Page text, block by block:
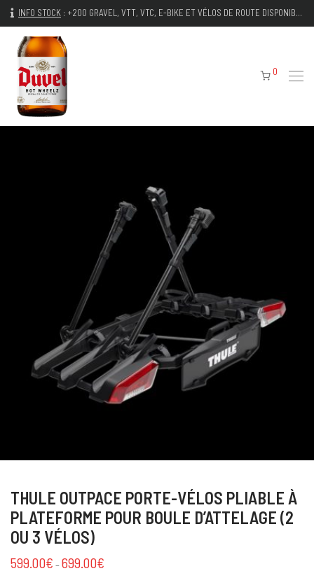
INFO STOCK : +200 GRAVEL, VTT, VTC, E-BIKE ET VÉLOS DE ROUTE DISPONIBLES IMMÉDIATEMENT
0
THULE OUTPACE PORTE-VÉLOS PLIABLE À
PLATEFORME POUR BOULE D’ATTELAGE (2
OU 3 VÉLOS)
599.00€ –699.00€